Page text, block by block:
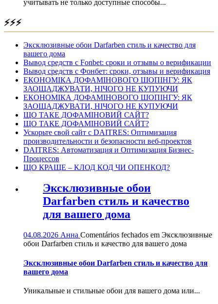
учитывать не только доступные способы...
⚡⚡⚡
Эксклюзивные обои Darfarben стиль и качество для
вашего дома
Вывод средств с Fonbet: сроки и отзывы о верификации
Вывод средств с Фонбет: сроки, отзывы и верификация
ЕКОНОМІКА ДОФАМІНОВОГО ШОПІНГУ: ЯК
ЗАОЩАДЖУВАТИ, НІЧОГО НЕ КУПУЮЧИ
ЕКОНОМІКА ДОФАМІНОВОГО ШОПІНГУ: ЯК
ЗАОЩАДЖУВАТИ, НІЧОГО НЕ КУПУЮЧИ
ЩО ТАКЕ ДОФАМІНОВИЙ САЙТ?
ЩО ТАКЕ ДОФАМІНОВИЙ САЙТ?
Ускорьте свой сайт с DAITRES: Оптимизация
производительности и безопасности веб-проектов
DAITRES: Автоматизация и Оптимизация Бизнес-
Процессов
ЩО КРАЩЕ – КЛОД КОД ЧИ ОПЕНКОД?
Эксклюзивные обои
Darfarben стиль и качество
для вашего дома
04.08.2026 Анна Comentários fechados em Эксклюзивные
обои Darfarben стиль и качество для вашего дома
Эксклюзивные обои Darfarben стиль и качество для
вашего дома
Уникальные и стильные обои для вашего дома или...